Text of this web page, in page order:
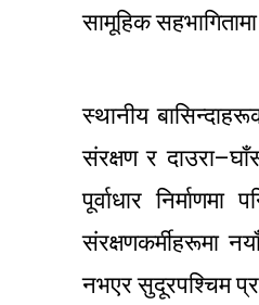
सामूहिक
स्थानीय
संरक्षण र
पूर्वाधार
संरक्षणकर्मीहरूमा
नभएर सुदूरपश्चिम